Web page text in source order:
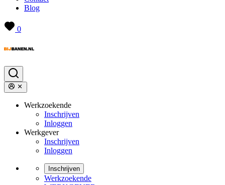
Blog
0
Werkzoekende
Inschrijven
Inloggen
Werkgever
Inschrijven
Inloggen
Inschrijven
Werkzoekende